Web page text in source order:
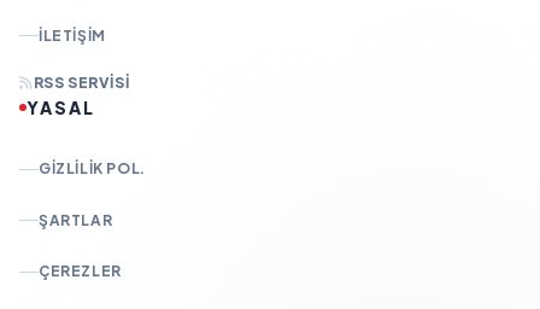
İLETIŞIM
RSS SERVISI
YASAL
GIZLILIK POL.
ŞARTLAR
ÇEREZLER